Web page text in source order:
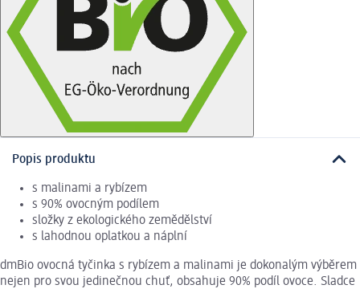
Popis produktu
s malinami a rybízem
s 90% ovocným podílem
složky z ekologického zemědělství
s lahodnou oplatkou a náplní
dmBio ovocná tyčinka s rybízem a malinami je dokonalým výběrem
nejen pro svou jedinečnou chuť, obsahuje 90% podíl ovoce. Sladce